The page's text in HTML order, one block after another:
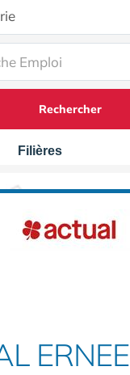
Rechercher
Filières
ERNEE